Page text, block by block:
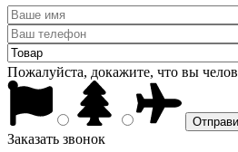
Пожалуйста, докажите, что вы
Заказать звонок